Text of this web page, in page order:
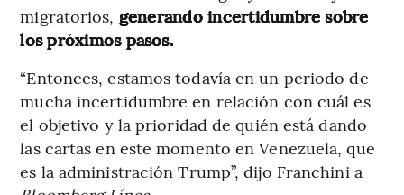
migratorios, generando incertidumbre sobre
los próximos pasos.
“Entonces, estamos todavía en un periodo de
mucha incertidumbre en relación con cuál es
el objetivo y la prioridad de quién está dando
las cartas en este momento en Venezuela, que
es la administración Trump”, dijo Franchini a